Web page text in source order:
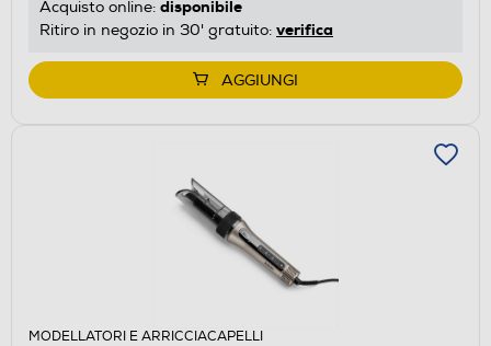
Acquisto online: disponibile
Ritiro in negozio in 30' gratuito: verifica
AGGIUNGI
MODELLATORI E ARRICCIACAPELLI